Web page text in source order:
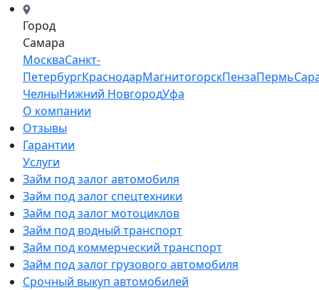
Город
Самара
МоскваСанкт-
ПетербургКраснодарМагнитогорскПензаПермь
ЧелныНижний НовгородУфа
О компании
Отзывы
Гарантии
Услуги
Займ под залог автомобиля
Займ под залог спецтехники
Займ под залог мотоциклов
Займ под водный транспорт
Займ под коммерческий транспорт
Займ под залог грузового автомобиля
Срочный выкуп автомобилей